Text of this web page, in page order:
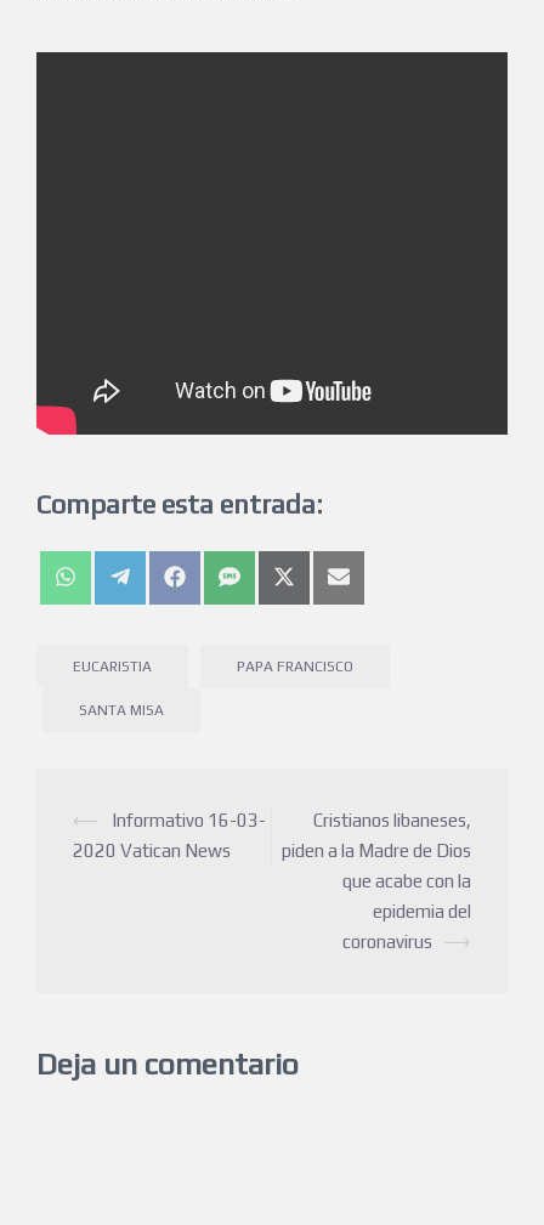
Comparte esta entrada:
EUCARISTIA PAPA FRANCISCO
SANTA MISA
⟵
Informativo 16-03-
2020 Vatican News
Cristianos libaneses,
piden a la Madre de Dios
que acabe con la
epidemia del
coronavirus
⟶
Deja un comentario